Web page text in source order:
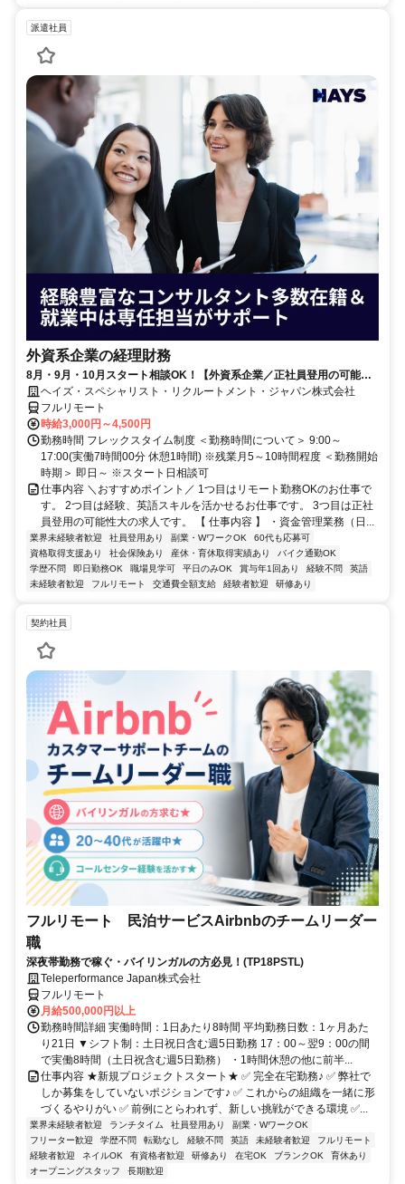
派遣社員
外資系企業の経理財務
8月・9月・10月スタート相談OK！【外資系企業／正社員登用の可能性
大／700万～800万／リモート勤務OK】経理財務
ヘイズ・スペシャリスト・リクルートメント・ジャパン株式会社
フルリモート
時給3,000円～4,500円
勤務時間 フレックスタイム制度 ＜勤務時間について＞ 9:00～
17:00(実働7時間00分 休憩1時間) ※残業月5～10時間程度 ＜勤務開始
時期＞ 即日～ ※スタート日相談可
仕事内容 ＼おすすめポイント／ 1つ目はリモート勤務OKのお仕事で
す。 2つ目は経験、英語スキルを活かせるお仕事です。 3つ目は正社
員登用の可能性大の求人です。 【 仕事内容 】 ・資金管理業務（日...
業界未経験者歓迎 社員登用あり 副業・WワークOK
60代も応募可
資格取得支援あり
社会保険あり 産休・育休取得実績あり
バイク通勤OK
学歴不問
即日勤務OK 職場見学可 平日のみOK 賞与年1回あり 経験不問
英語
未経験者歓迎
フルリモート 交通費全額支給 経験者歓迎 研修あり
契約社員
フルリモート 民泊サービスAirbnbのチームリーダー
職
深夜帯勤務で稼ぐ・バイリンガルの方必見！(TP18PSTL)
Teleperformance Japan株式会社
フルリモート
月給500,000円以上
勤務時間詳細 実働時間：1日あたり8時間 平均勤務日数：1ヶ月あた
り21日 ▼シフト制：土日祝日含む週5日勤務 17：00～翌9：00の間
で実働8時間（土日祝含む週5日勤務） ・1時間休憩の他に前半...
仕事内容 ★新規プロジェクトスタート★ ✅ 完全在宅勤務♪ ✅ 弊社で
しか募集をしていないポジションです♪ ✅ これからの組織を一緒に形
づくるやりがい ✅ 前例にとらわれず、新しい挑戦ができる環境 ✅...
業界未経験者歓迎 ランチタイム 社員登用あり
副業・WワークOK
フリーター歓迎
学歴不問 転勤なし 経験不問 英語 未経験者歓迎
フルリモート
経験者歓迎
ネイルOK 有資格者歓迎 研修あり 在宅OK ブランクOK
育休あり
オープニングスタッフ
長期歓迎